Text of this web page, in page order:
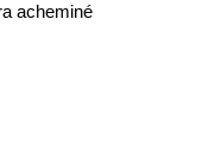
acheminé